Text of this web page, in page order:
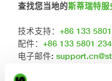
查找您当地的斯蒂瑞特服
技术支持： +86 133
配件： +86 133 5801
电子邮件: